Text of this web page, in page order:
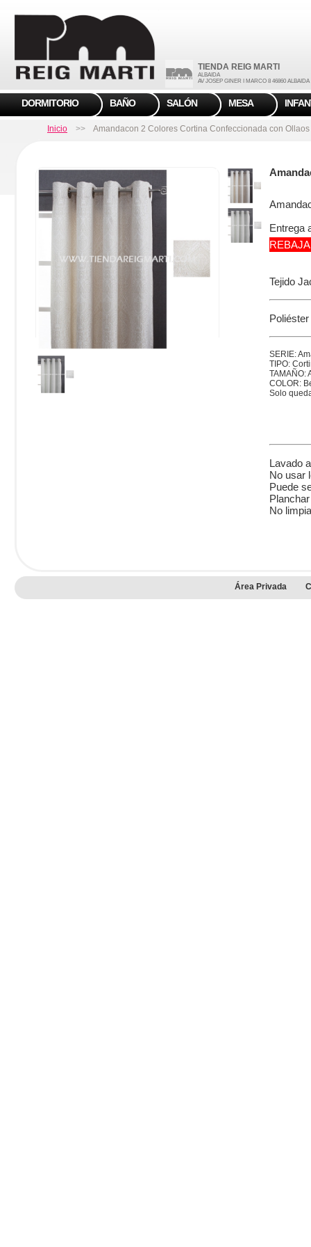
TIENDA REIG MARTI
ALBAIDA
AV JOSEP GINER I MARCO 8 46860 ALBAIDA
DORMITORIO BAÑO SALÓN MESA
Inicio >> Amandacon 2 Colores Cortina Confeccionada con Ollaos
Entrega
Tejido
SERIE:
TIPO:
TAMAÑO:
COLOR:
Solo
Lavado
No usar
Puede
No
Área Privada